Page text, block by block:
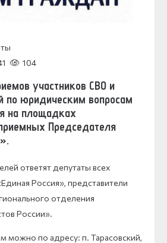
104
участников СВО и
по юридическим вопросам
на площадках
Председателя
ответят депутаты всех
Россия», представители
отделения
России».
можно по адресу: п. Тарасовский,